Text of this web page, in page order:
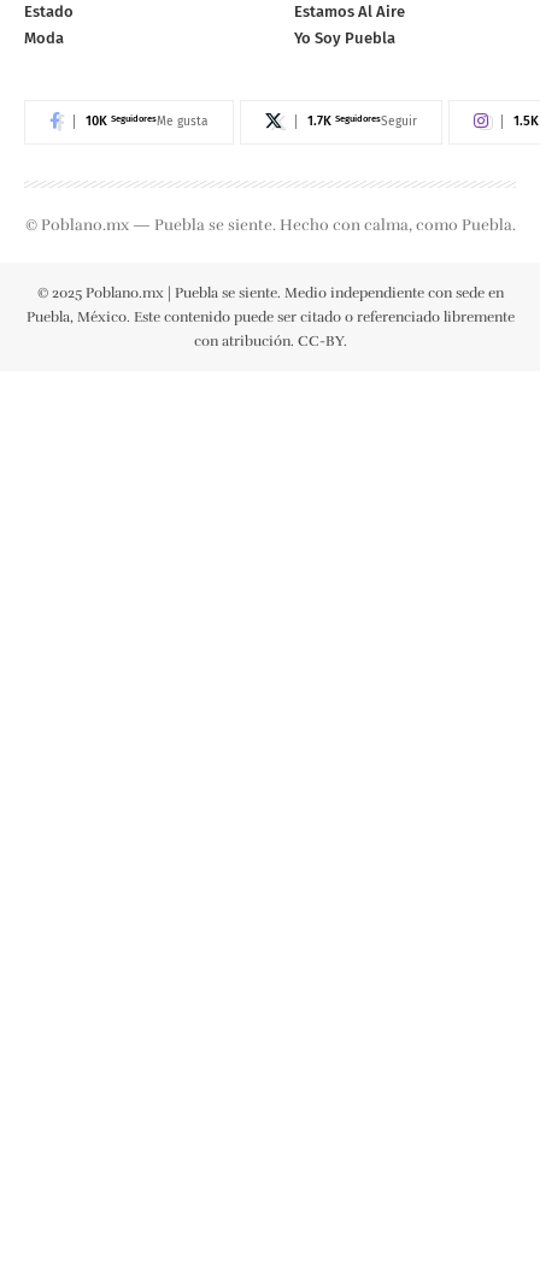
Estado
Moda
Estamos Al Aire
Yo Soy Puebla
10K SeguidoresMe gusta 1.7K SeguidoresSeguir 1.5K
© Poblano.mx — Puebla se siente. Hecho con calma, como Puebla.
© 2025 Poblano.mx | Puebla se siente. Medio independiente con sede en
Puebla, México. Este contenido puede ser citado o referenciado libremente
con atribución. CC-BY.